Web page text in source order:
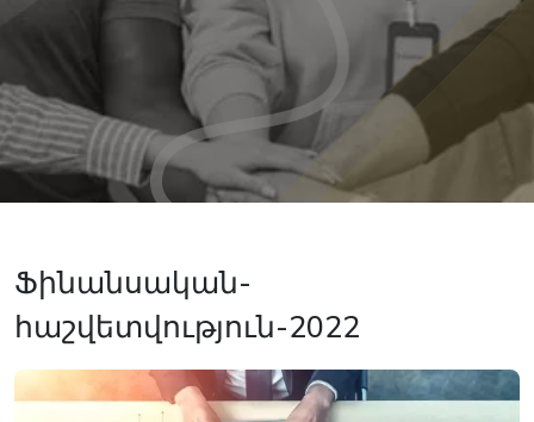
Ֆինանսական-
հաշվետվություն-2022